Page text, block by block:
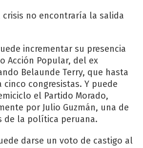
crisis no encontraría la salida
incrementar su presencia
Acción Popular, del ex
Belaunde Terry, que hasta
congresistas. Y puede
el Partido Morado,
por Julio Guzmán, una de
de la política peruana.
darse un voto de castigo al